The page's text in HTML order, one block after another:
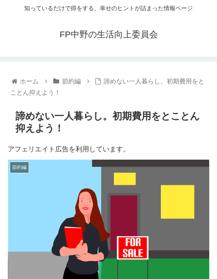
知っているだけで得をする、幸せのヒントが詰まった情報ページ
FP中野の生活向上委員会
ホーム 節約編
諦めない一人暮らし。初期費用をと
ことん抑えよう！
諦めない一人暮らし。初期費用をとことん
抑えよう！
アフェリエイト広告を利用しています。
節約編